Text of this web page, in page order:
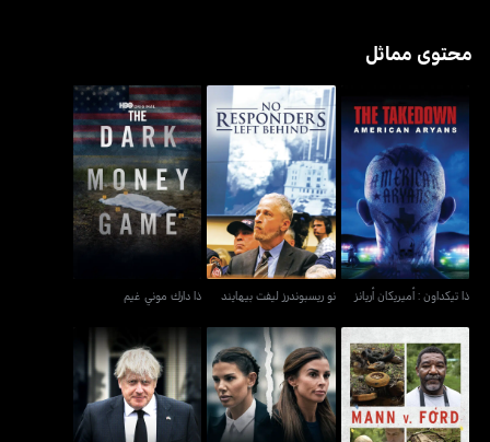
محتوى مماثل
ذا تيكداون : أميريكان أريانز
ذا تيكداون : أميريكان أريانز
نو ريسبوندرز ليفت بيهايند
نو ريسبوندرز ليفت بيهايند
ذا دارك موني غيم
ذا دارك موني غيم
مان ضد. فورد
فيندي X روني: ذا واغاثا
بوريس جونسون: أيه فيكنغ
إت سبيشل